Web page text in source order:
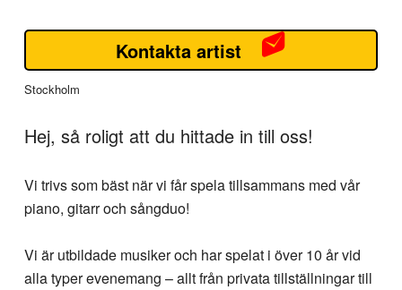
Kontakta artist
Stockholm
Hej, så roligt att du hittade in till oss!
Vi trivs som bäst när vi får spela tillsammans med vår
piano, gitarr och sångduo!
Vi är utbildade musiker och har spelat i över 10 år vid
alla typer evenemang – allt från privata tillställningar till